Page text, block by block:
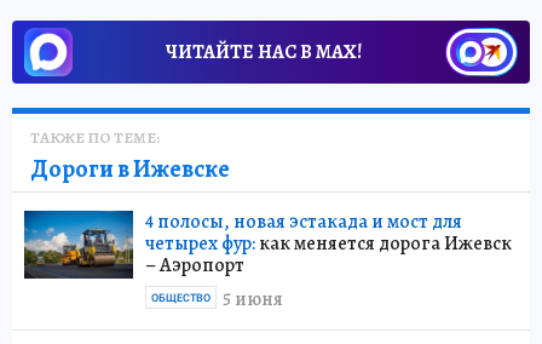
ЧИТАЙТЕ НАС В МАХ!
ТАКЖЕ ПО ТЕМЕ:
Дороги в Ижевске
4 полосы, новая эстакада и мост для
четырех фур:как меняется дорога Ижевск
– Аэропорт
5 июня
ОБЩЕСТВО